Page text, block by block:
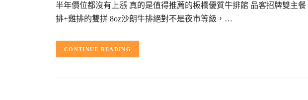
半年價位都沒有上漲 真的是值得推薦的板橋優質牛排館 品客招牌雙主
排+雞排的雙拼 8oz沙朗牛排絕對不是夜市等級，…
CONTINUE READING